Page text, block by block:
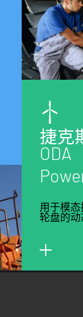
捷克
ODA
Powe
用于模
轮盘的动